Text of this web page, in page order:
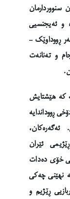
سنووردارمان
و ئەیجنسیی
ڕووداوێک –
و تەنانەت
کە هێشتایش
ڕووداندایە
ئەگەرەکان،
ئێران
خۆی دەدات
نهێنی چەکی
ڕێژیم و